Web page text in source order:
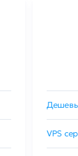
VPS